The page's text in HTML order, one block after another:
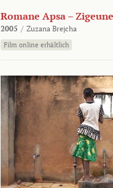
Romane Apsa –
2005 / Zuzana Brejcha
Film online erhältlich